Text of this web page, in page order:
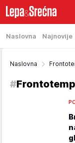
Naslovna Najnovije
Naslovna
#